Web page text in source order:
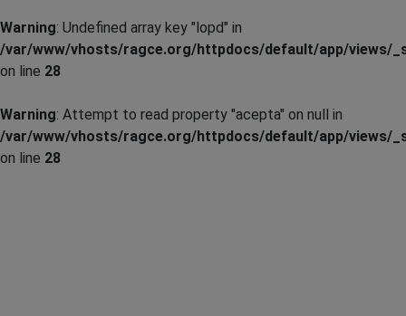
Warning: Undefined array key "lopd" in
/var/www/vhosts/ragce.org/httpdocs/default/app/views/
on line 28
Warning: Attempt to read property "acepta" on null in
/var/www/vhosts/ragce.org/httpdocs/default/app/views/
on line 28